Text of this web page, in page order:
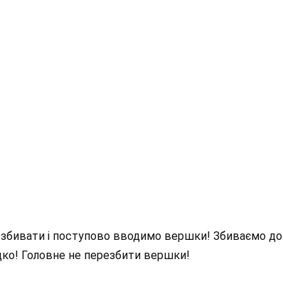
і поступово вводимо вершки! Збиваємо до
Головне не перезбити вершки!